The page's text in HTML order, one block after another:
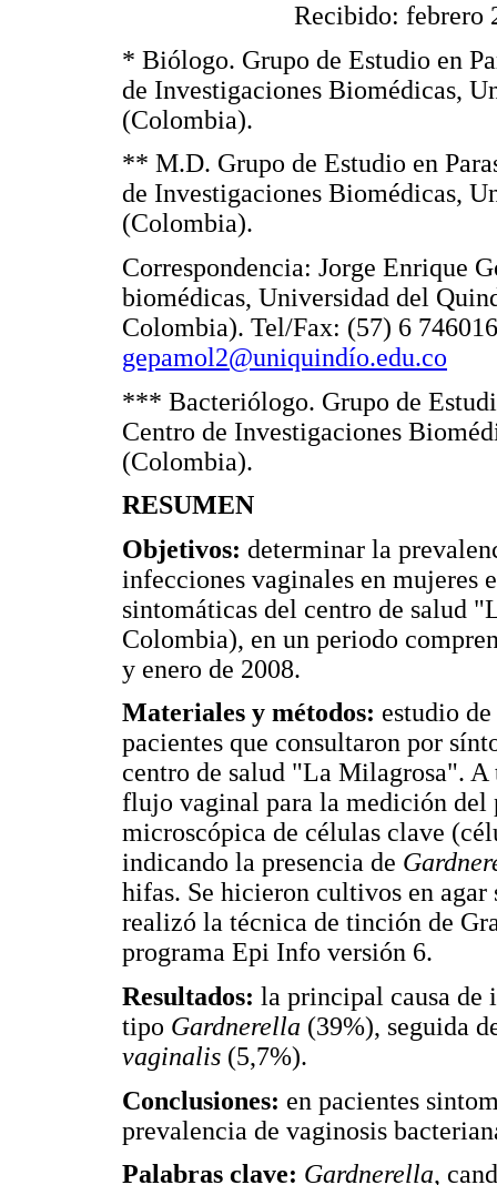
Recibido: febrero
* Biólogo. Grupo de Estudio en
de Investigaciones Biomédicas,
(Colombia).
** M.D. Grupo de Estudio en
de Investigaciones Biomédicas,
(Colombia).
Correspondencia: Jorge Enrique
biomédicas, Universidad del
Colombia). Tel/Fax: (57) 6
gepamol2@uniquindío.edu.co
*** Bacteriólogo. Grupo de
Centro de Investigaciones
(Colombia).
RESUMEN
Objetivos: determinar la
infecciones vaginales en mujeres
sintomáticas del centro de salud
Colombia), en un periodo
y enero de 2008.
Materiales y métodos: estudio
pacientes que consultaron por
centro de salud "La Milagrosa". A
flujo vaginal para la medición
microscópica de células clave
indicando la presencia de
hifas. Se hicieron cultivos en agar
realizó la técnica de tinción de
programa Epi Info versión 6.
Resultados: la principal causa de
tipo Gardnerella (39%), seguida
vaginalis (5,7%).
Conclusiones: en pacientes
prevalencia de vaginosis
Palabras clave: Gardnerella,